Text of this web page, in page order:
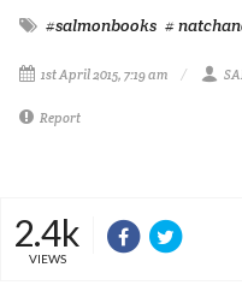
#salmonbooks #
1st April 2015, 7:19 am
Report
2.4k
VIEWS